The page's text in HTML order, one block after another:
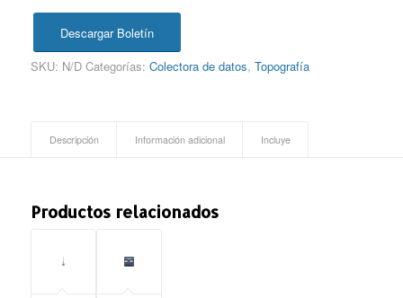
Descargar Boletín
SKU: N/D Categorías: Colectora de datos, Topografía
Descripción Información adicional Incluye
Productos relacionados